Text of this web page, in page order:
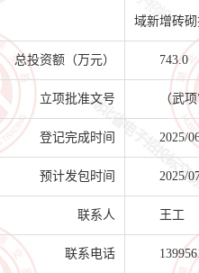
域新增砖
总投资额（万元） 743.0
立项批准文号 （武
登记完成时间 2025/
预计发包时间 2025/
联系人 王工
联系电话